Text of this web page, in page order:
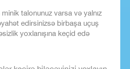
talonunuz varsa və yalnız
edirsinizsə birbaşa uçuş
yoxlanışına keçid edə